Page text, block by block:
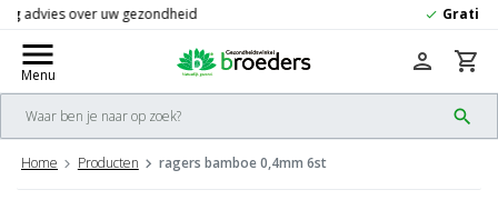
check Gratis
menu
Menu
search
person shopping_cart
Home Producten ragers bamboe 0,4mm 6st